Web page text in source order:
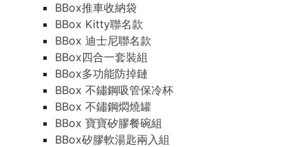
BBox推車收納袋
BBox Kitty聯名款
BBox 迪士尼聯名款
BBox四合一套裝組
BBox多功能防掉鏈
BBox 不鏽鋼吸管保冷杯
BBox 不鏽鋼燜燒罐
BBox 寶寶矽膠餐碗組
BBox矽膠軟湯匙兩入組